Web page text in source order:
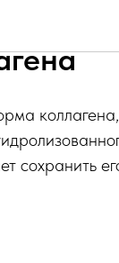
сохранить